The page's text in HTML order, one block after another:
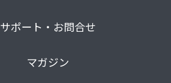
サポート・お問合せ
マガジン